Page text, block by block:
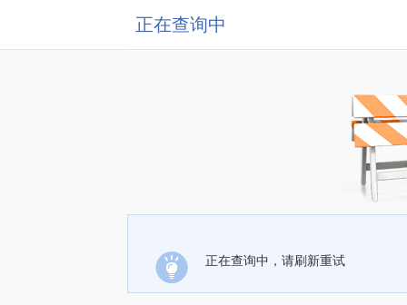
正在查询中
正在查询中，请刷新重试